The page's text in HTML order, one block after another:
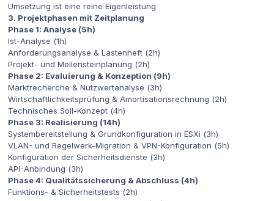
Umsetzung ist eine reine Eigenleistung
3. Projektphasen mit Zeitplanung
Phase 1: Analyse (5h)
Ist-Analyse (1h)
Anforderungsanalyse & Lastenheft (2h)
Projekt- und Meilensteinplanung (2h)
Phase 2: Evaluierung & Konzeption (9h)
Marktrecherche & Nutzwertanalyse (3h)
Wirtschaftlichkeitsprüfung & Amortisationsrechnung (2h)
Technisches Soll-Konzept (4h)
Phase 3: Realisierung (14h)
Systembereitstellung & Grundkonfiguration in ESXi (3h)
VLAN- und Regelwerk-Migration & VPN-Konfiguration (5h)
Konfiguration der Sicherheitsdienste (3h)
API-Anbindung (3h)
Phase 4: Qualitätssicherung & Abschluss (4h)
Funktions- & Sicherheitstests (2h)